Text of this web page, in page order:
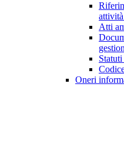
attività
Atti
Oneri